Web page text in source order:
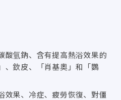
酸氫鈉、含有提高熱浴效果的
、欽皮、「肖基奧」和「鸚
效果、冷症、疲勞恢復、對僵